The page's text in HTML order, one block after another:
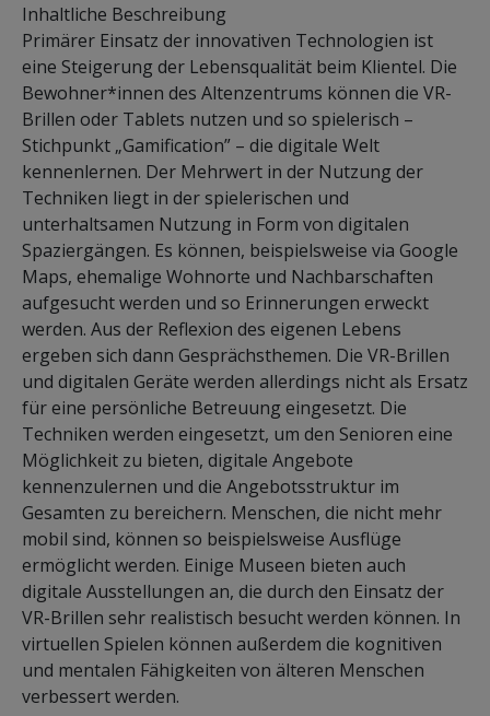
Inhaltliche Beschreibung
Primärer Einsatz der innovativen Technologien ist
eine Steigerung der Lebensqualität beim Klientel. Die
Bewohner*innen des Altenzentrums können die VR-
Brillen oder Tablets nutzen und so spielerisch –
Stichpunkt „Gamification” – die digitale Welt
kennenlernen. Der Mehrwert in der Nutzung der
Techniken liegt in der spielerischen und
unterhaltsamen Nutzung in Form von digitalen
Spaziergängen. Es können, beispielsweise via Google
Maps, ehemalige Wohnorte und Nachbarschaften
aufgesucht werden und so Erinnerungen erweckt
werden. Aus der Reflexion des eigenen Lebens
ergeben sich dann Gesprächsthemen. Die VR-Brillen
und digitalen Geräte werden allerdings nicht als Ersatz
für eine persönliche Betreuung eingesetzt. Die
Techniken werden eingesetzt, um den Senioren eine
Möglichkeit zu bieten, digitale Angebote
kennenzulernen und die Angebotsstruktur im
Gesamten zu bereichern. Menschen, die nicht mehr
mobil sind, können so beispielsweise Ausflüge
ermöglicht werden. Einige Museen bieten auch
digitale Ausstellungen an, die durch den Einsatz der
VR-Brillen sehr realistisch besucht werden können. In
virtuellen Spielen können außerdem die kognitiven
und mentalen Fähigkeiten von älteren Menschen
verbessert werden.